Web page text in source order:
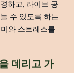
하고, 라이브 공
수 있도록 하는
와 스트레스를
데리고 가